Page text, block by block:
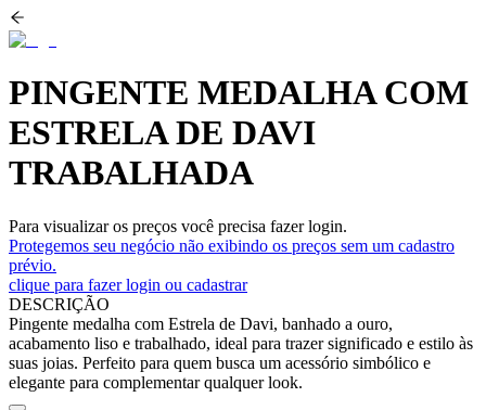
PINGENTE MEDALHA COM
ESTRELA DE DAVI
TRABALHADA
Para visualizar os preços você precisa fazer login.
Protegemos seu negócio não exibindo os preços sem um cadastro
prévio.
clique para fazer login ou cadastrar
DESCRIÇÃO
Pingente medalha com Estrela de Davi, banhado a ouro,
acabamento liso e trabalhado, ideal para trazer significado e estilo às
suas joias. Perfeito para quem busca um acessório simbólico e
elegante para complementar qualquer look.